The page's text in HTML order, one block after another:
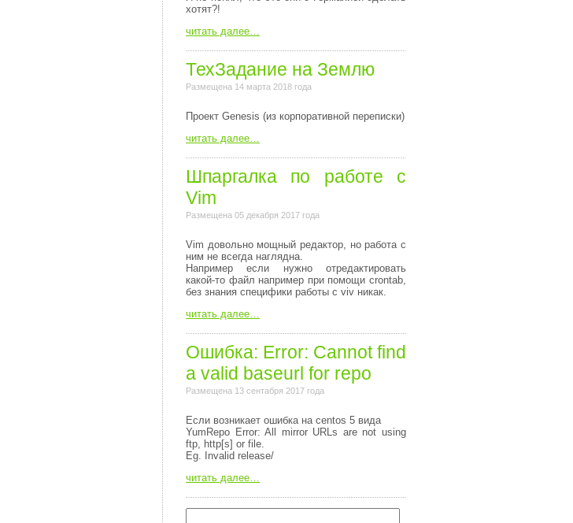
хотят?!
читать далее…
ТехЗадание на Землю
Размещена 14 марта 2018 года
Пpоект Genesis (из коpпоpативной пеpеписки)
читать далее…
Шпаргалка по работе с
Vim
Размещена 05 декабря 2017 года
Vim довольно мощный редактор, но работа с
ним не всегда наглядна.
Например если нужно отредактировать
какой-то файл например при помощи crontab,
без знания специфики работы с viv никак.
читать далее…
Ошибка: Error: Cannot find
a valid baseurl for repo
Размещена 13 сентабря 2017 года
Если возникает ошибка на centos 5 вида
YumRepo Error: All mirror URLs are not using
ftp, http[s] or file.
Eg. Invalid release/
читать далее…